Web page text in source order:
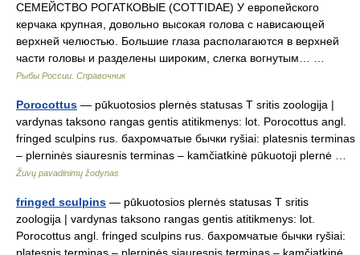
СЕМЕЙСТВО РОГАТКОВЫЕ (COTTIDAE) У европейского
керчака крупная, довольно высокая голова с нависающей
верхней челюстью. Большие глаза располагаются в верхней
части головы и разделены широким, слегка вогнутым… …
Рыбы России. Справочник
Porocottus — pūkuotosios plernės statusas T sritis zoologija |
vardynas taksono rangas gentis atitikmenys: lot. Porocottus angl.
fringed sculpins rus. бахромчатые бычки ryšiai: platesnis terminas
– plerninės siauresnis terminas – kamčiatkinė pūkuotoji plernė …
Žuvų pavadinimų žodynas
fringed sculpins — pūkuotosios plernės statusas T sritis
zoologija | vardynas taksono rangas gentis atitikmenys: lot.
Porocottus angl. fringed sculpins rus. бахромчатые бычки ryšiai: